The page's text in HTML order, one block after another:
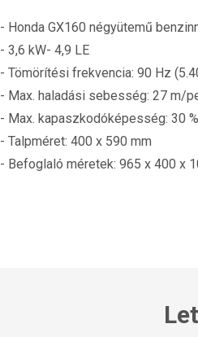
- Honda GX160 négyütemű
- 3,6 kW- 4,9 LE
- Tömörítési frekvencia: 90 Hz
- Max. haladási sebesség: 27 m/
- Max. kapaszkodóképesség: 30 %
- Talpméret: 400 x 590 mm
- Befoglaló méretek: 965 x 400 x